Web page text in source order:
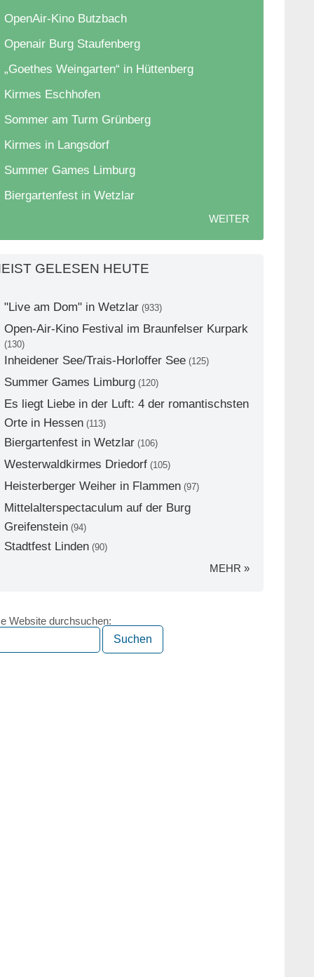
OpenAir-Kino Butzbach
Openair Burg Staufenberg
„Goethes Weingarten“ in Hüttenberg
Kirmes Eschhofen
Sommer am Turm Grünberg
Kirmes in Langsdorf
Summer Games Limburg
Biergartenfest in Wetzlar
WEITER
GELESEN HEUTE
"Live am Dom" in Wetzlar (933)
Open-Air-Kino Festival im Braunfelser Kurpark
(130)
Inheidener See/Trais-Horloffer See (125)
Summer Games Limburg (120)
Es liegt Liebe in der Luft: 4 der romantischsten
Orte in Hessen (113)
Biergartenfest in Wetzlar (106)
Westerwaldkirmes Driedorf (105)
Heisterberger Weiher in Flammen (97)
Mittelalterspectaculum auf der Burg
Greifenstein (94)
Stadtfest Linden (90)
MEHR »
Website durchsuchen: